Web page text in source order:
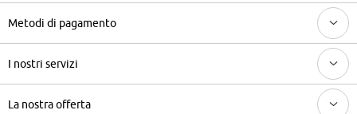
Metodi di pagamento
I nostri servizi
La nostra offerta